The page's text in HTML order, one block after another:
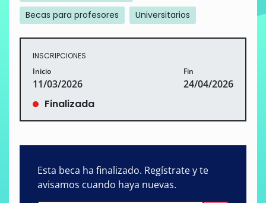
Becas para profesores
Universitarios
INSCRIPCIONES
Inicio
11/03/2026
Fin
24/04/2026
Finalizada
Esta beca ha finalizado. Regístrate y te
avisamos cuando haya nuevas.